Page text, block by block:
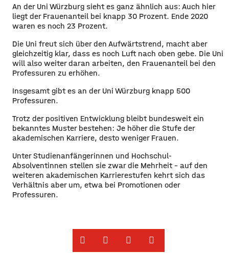
An der Uni Würzburg sieht es ganz ähnlich aus: Auch hier
liegt der Frauenanteil bei knapp 30 Prozent. Ende 2020
waren es noch 23 Prozent.
Die Uni freut sich über den Aufwärtstrend, macht aber
gleichzeitig klar, dass es noch Luft nach oben gebe. Die Uni
will also weiter daran arbeiten, den Frauenanteil bei den
Professuren zu erhöhen.
Insgesamt gibt es an der Uni Würzburg knapp 500
Professuren.
Trotz der positiven Entwicklung bleibt bundesweit ein
bekanntes Muster bestehen: Je höher die Stufe der
akademischen Karriere, desto weniger Frauen.
Unter Studienanfängerinnen und Hochschul-
Absolventinnen stellen sie zwar die Mehrheit – auf den
weiteren akademischen Karrierestufen kehrt sich das
Verhältnis aber um, etwa bei Promotionen oder
Professuren.